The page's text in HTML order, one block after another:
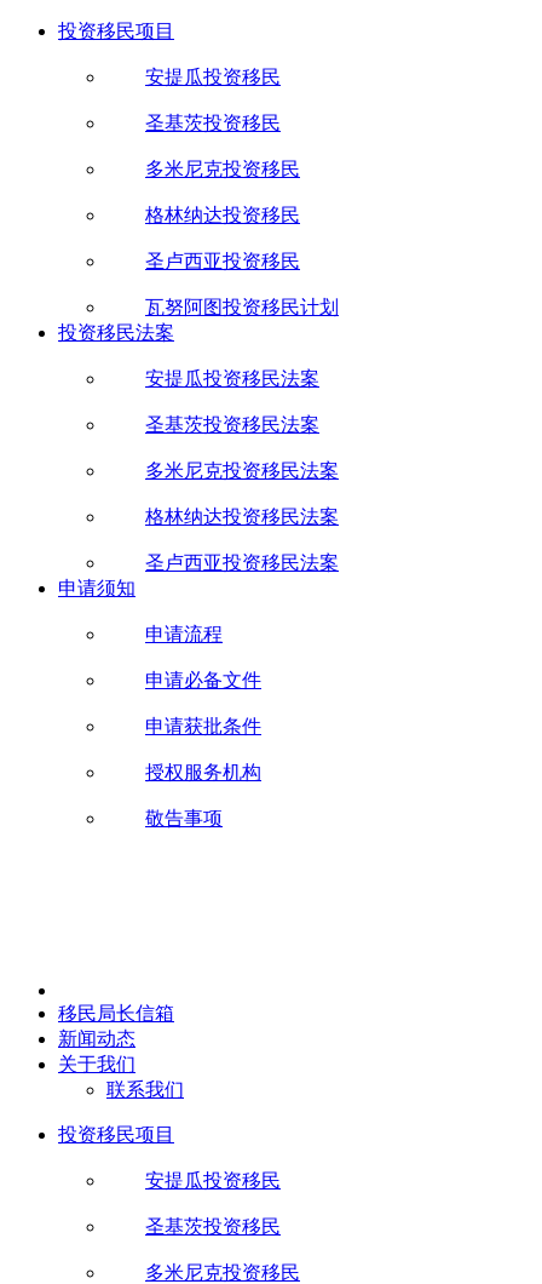
投资移民项目
安提瓜投资移民
圣基茨投资移民
多米尼克投资移民
格林纳达投资移民
圣卢西亚投资移民
瓦努阿图投资移民计划
投资移民法案
安提瓜投资移民法案
圣基茨投资移民法案
多米尼克投资移民法案
格林纳达投资移民法案
圣卢西亚投资移民法案
申请须知
申请流程
申请必备文件
申请获批条件
授权服务机构
敬告事项
移民局长信箱
新闻动态
关于我们
联系我们
投资移民项目
安提瓜投资移民
圣基茨投资移民
多米尼克投资移民